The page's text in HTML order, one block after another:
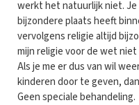
werkt het natuurlijk niet.
bijzondere plaats heeft
vervolgens religie altijd
mijn religie voor de wet
Als je me er dus van wil
kinderen door te geven,
Geen speciale behandeling.